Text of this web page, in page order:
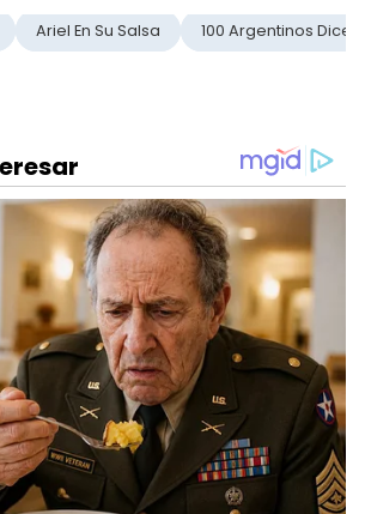
Ariel En Su Salsa 100 Argentinos Dicen